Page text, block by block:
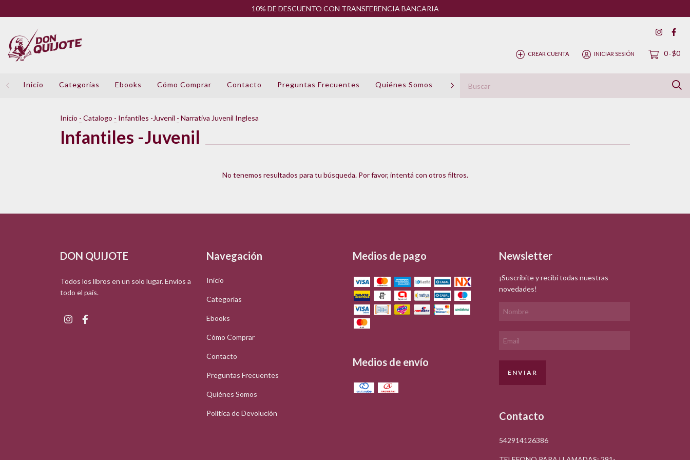
10% DE DESCUENTO CON TRANSFERENCIA BANCARIA
CREAR CUENTA INICIAR SESIÓN 0-$0
Inicio Categorías Ebooks Cómo Comprar Contacto Preguntas Frecuentes Quiénes Somos Política de Devolución
Inicio - Catalogo - Infantiles -Juvenil - Narrativa Juvenil Inglesa
Infantiles -Juvenil
No tenemos resultados para tu búsqueda. Por favor, intentá con otros filtros.
DON QUIJOTE
Todos los libros en un solo lugar. Envíos a
todo el país.
Navegación
Inicio
Categorías
Ebooks
Cómo Comprar
Contacto
Preguntas Frecuentes
Quiénes Somos
Política de Devolución
Medios de pago
Medios de envío
Newsletter
¡Suscribite y recibí todas nuestras
novedades!
Contacto
542914126386